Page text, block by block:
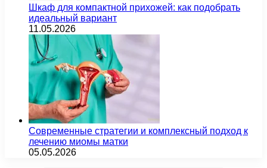
Шкаф для компактной прихожей: как подобрать
идеальный вариант
11.05.2026
Современные стратегии и комплексный подход к
лечению миомы матки
05.05.2026